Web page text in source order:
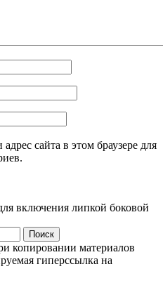
сайта в этом браузере для
включения липкой боковой
копировании материалов
гиперссылка на